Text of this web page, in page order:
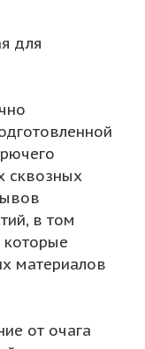
для
сквозных
в том
которые
материалов
от очага